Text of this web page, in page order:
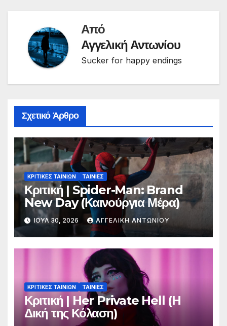
Από
Αγγελική Αντωνίου
Sucker for happy endings
Σχετικό Άρθρο
ΚΡΙΤΙΚΕΣ ΤΑΙΝΙΩΝ ΤΑΙΝΙΕΣ
Κριτική | Spider-Man: Brand
New Day (Καινούργια Μέρα)
ΙΟΎΛ 30, 2026 ΑΓΓΕΛΙΚΉ ΑΝΤΩΝΊΟΥ
ΚΡΙΤΙΚΕΣ ΤΑΙΝΙΩΝ ΤΑΙΝΙΕΣ
Κριτική | Her Private Hell (H
Δική της Κόλαση)